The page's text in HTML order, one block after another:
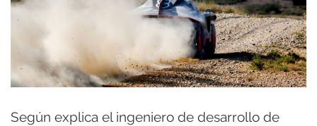
Según explica el ingeniero de desarrollo de